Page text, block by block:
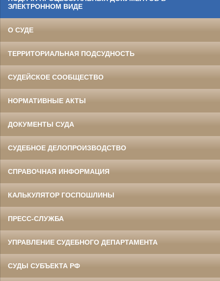
ЭЛЕКТРОННОМ ВИДЕ
О СУДЕ
ТЕРРИТОРИАЛЬНАЯ ПОДСУДНОСТЬ
СУДЕЙСКОЕ СООБЩЕСТВО
НОРМАТИВНЫЕ АКТЫ
ДОКУМЕНТЫ СУДА
СУДЕБНОЕ ДЕЛОПРОИЗВОДСТВО
СПРАВОЧНАЯ ИНФОРМАЦИЯ
КАЛЬКУЛЯТОР ГОСПОШЛИНЫ
ПРЕСС-СЛУЖБА
УПРАВЛЕНИЕ СУДЕБНОГО ДЕПАРТАМЕНТА
СУДЫ СУБЪЕКТА РФ